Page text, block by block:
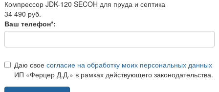
Компрессор JDK-120 SECOH для пруда и септика
34 490 руб.
Ваш телефон*:
Даю свое согласие на обработку моих персональных данных
ИП «Ферцер Д.Д.» в рамках действующего законодательства.